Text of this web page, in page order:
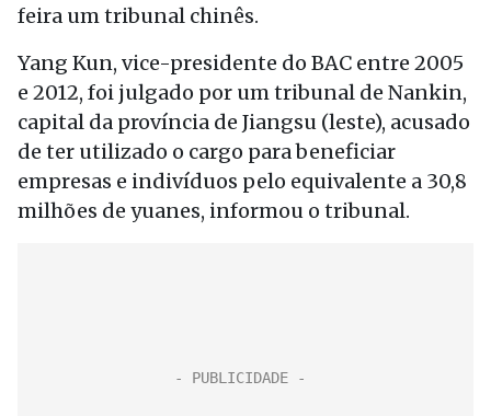
feira um tribunal chinês.
Yang Kun, vice-presidente do BAC entre 2005
e 2012, foi julgado por um tribunal de Nankin,
capital da província de Jiangsu (leste), acusado
de ter utilizado o cargo para beneficiar
empresas e indivíduos pelo equivalente a 30,8
milhões de yuanes, informou o tribunal.